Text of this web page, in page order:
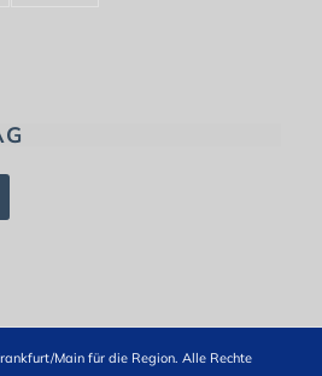
Main für die Region. Alle Rechte